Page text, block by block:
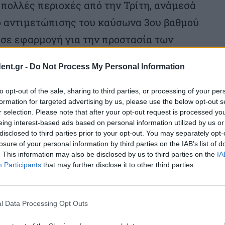
- Do Not Process My Personal Information
opt-out of the sale, sharing to third parties, or processing of your
for targeted advertising by us, please use the below opt-out
selection. Please note that after your opt-out request is processed
interest-based ads based on personal information utilized by us
to third parties prior to your opt-out. You may separately
of your personal information by third parties on the IAB’s list of
This information may also be disclosed by us to third parties on the
Participants that may further disclose it to other third parties.
Data Processing Opt Outs
περιοχές από την Τρίτη, ανάμεσά
αντιμετώπισης του καύσωνα 3ου βαθμού
εφαρμογή για την προστασία των
και των αστέγων.
του καύσωνα του 2003, που βαφτίστηκε
τον θάνατο 15.000 ανθρώπων ανάμεσα